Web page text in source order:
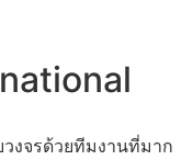
วงจรด้วยทีมงานที่มาก